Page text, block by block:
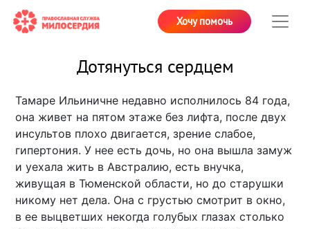
Хочу помочь
Дотянуться сердцем
Тамаре Ильиничне недавно исполнилось 84 года,
она живет на пятом этаже без лифта, после двух
инсультов плохо двигается, зрение слабое,
гипертония. У нее есть дочь, но она вышла замуж
и уехала жить в Австралию, есть внучка,
живущая в Тюменской области, но до старушки
никому нет дела. Она с грустью смотрит в окно,
в ее выцветших некогда голубых глазах столько